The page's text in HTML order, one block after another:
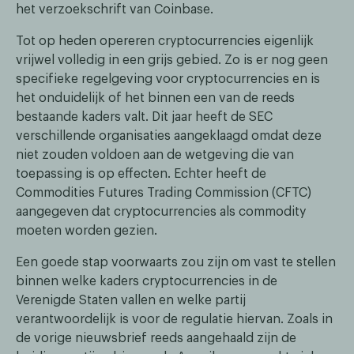
het verzoekschrift van Coinbase.
Tot op heden opereren cryptocurrencies eigenlijk
vrijwel volledig in een grijs gebied. Zo is er nog geen
specifieke regelgeving voor cryptocurrencies en is
het onduidelijk of het binnen een van de reeds
bestaande kaders valt. Dit jaar heeft de SEC
verschillende organisaties aangeklaagd omdat deze
niet zouden voldoen aan de wetgeving die van
toepassing is op effecten. Echter heeft de
Commodities Futures Trading Commission (CFTC)
aangegeven dat cryptocurrencies als commodity
moeten worden gezien.
Een goede stap voorwaarts zou zijn om vast te stellen
binnen welke kaders cryptocurrencies in de
Verenigde Staten vallen en welke partij
verantwoordelijk is voor de regulatie hiervan. Zoals in
de vorige nieuwsbrief reeds aangehaald zijn de